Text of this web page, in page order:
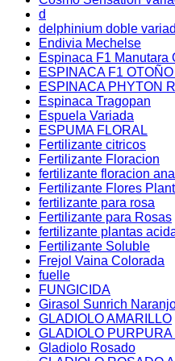
d
delphinium doble
Endivia Mechelse
Espinaca F1 Manutara
ESPINACA F1
ESPINACA PHYTON
Espinaca Tragopan
Espuela Variada
ESPUMA FLORAL
Fertilizante citricos
Fertilizante Floracion
fertilizante floracion
Fertilizante Flores
fertilizante para rosa
Fertilizante para Rosas
fertilizante plantas
Fertilizante Soluble
Frejol Vaina Colorada
fuelle
FUNGICIDA
Girasol Sunrich
GLADIOLO AMARILLO
GLADIOLO PURPURA
Gladiolo Rosado